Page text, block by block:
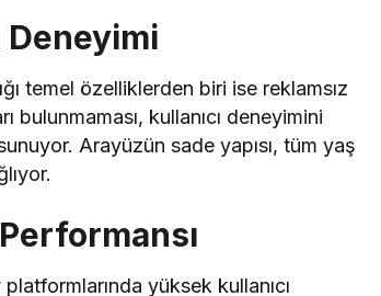
Deneyimi
temel özelliklerden biri ise reklamsız
kullanıcı deneyimini
Arayüzün sade yapısı, tüm yaş
yüksek kullanıcı